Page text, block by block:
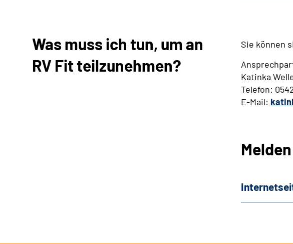
Was muss ich tun, um an
RV Fit teilzunehmen?
Sie können
Katinka
Telefon:
E-Mail: